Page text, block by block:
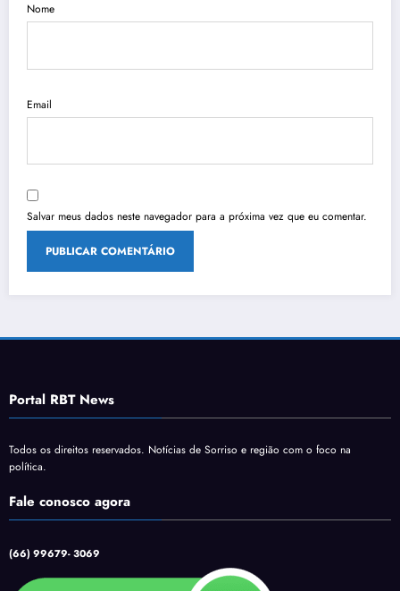
Nome
Email
Salvar meus dados neste navegador para a próxima vez que eu comentar.
Portal RBT News
Todos os direitos reservados. Notícias de Sorriso e região com o foco na
política.
Fale conosco agora
(66) 99679- 3069